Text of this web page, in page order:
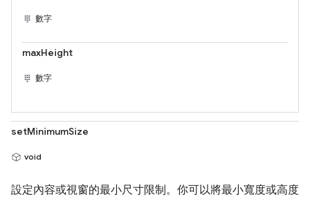
數字
maxHeight
數字
setMinimumSize
void
設定內容或視窗的最小尺寸限制。你可以將最小寬度或高度